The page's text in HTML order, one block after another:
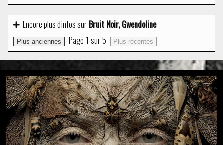
Encore plus d'infos sur Bruit Noir, Gwendoline
Plus anciennes Page 1 sur5 Plus récentes